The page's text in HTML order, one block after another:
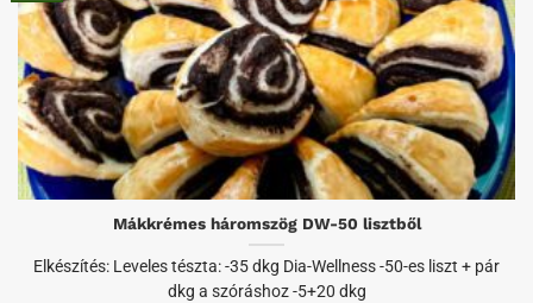
Mákkrémes háromszög DW-50 lisztből
Elkészítés: Leveles tészta: -35 dkg Dia-Wellness -50-es liszt + pár
dkg a szóráshoz -5+20 dkg